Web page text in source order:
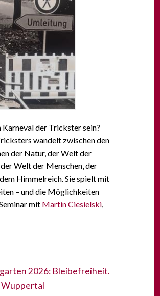
Karneval der Trickster sein?
wandelt zwischen den
der Natur, der Welt der
Welt der Menschen, der
Himmelreich. Sie spielt mit
– und die Möglichkeiten
mit Martin Ciesielski,
2026: Bleibefreiheit.
Wuppertal